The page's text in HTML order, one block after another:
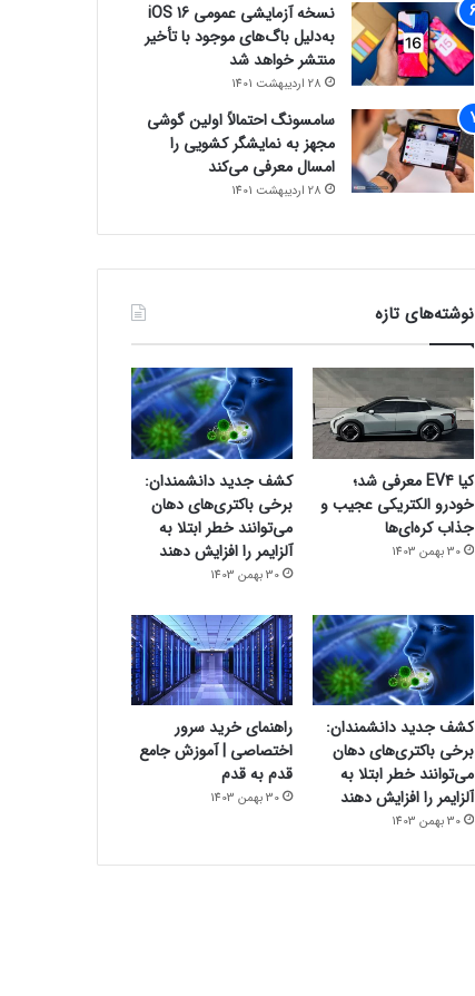
نسخه آزمایشی عمومی iOS 16
به‌دلیل باگ‌های موجود با تأخیر
منتشر خواهد شد
28 اردیبهشت 1401
سامسونگ احتمالاً اولین گوشی
مجهز به نمایشگر کشویی را
امسال معرفی می‌کند
28 اردیبهشت 1401
نوشته‌های تازه
کیا EV4 معرفی شد؛
خودرو الکتریکی عجیب و
جذاب کره‌ای‌ها
30 بهمن 1403
کشف جدید دانشمندان:
برخی باکتری‌های دهان
می‌توانند خطر ابتلا به
آلزایمر را افزایش دهند
30 بهمن 1403
کشف جدید دانشمندان:
برخی باکتری‌های دهان
می‌توانند خطر ابتلا به
آلزایمر را افزایش دهند
30 بهمن 1403
راهنمای خرید سرور
اختصاصی | آموزش جامع
قدم به قدم
30 بهمن 1403